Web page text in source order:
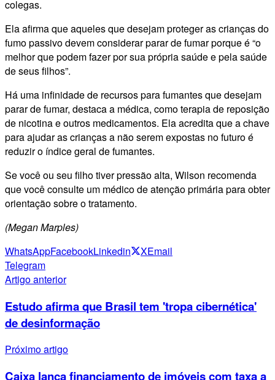
colegas.
Ela afirma que aqueles que desejam proteger as crianças do
fumo passivo devem considerar parar de fumar porque é “o
melhor que podem fazer por sua própria saúde e pela saúde
de seus filhos”.
Há uma infinidade de recursos para fumantes que desejam
parar de fumar, destaca a médica, como terapia de reposição
de nicotina e outros medicamentos. Ela acredita que a chave
para ajudar as crianças a não serem expostas no futuro é
reduzir o índice geral de fumantes.
Se você ou seu filho tiver pressão alta, Wilson recomenda
que você consulte um médico de atenção primária para obter
orientação sobre o tratamento.
(Megan Marples)
WhatsAppFacebookLinkedin XEmail
Telegram
Artigo anterior
Estudo afirma que Brasil tem 'tropa cibernética'
de desinformação
Próximo artigo
Caixa lança financiamento de imóveis com taxa a